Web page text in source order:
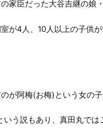
家臣だった大谷吉継の娘
が4人、10人以上の子供
が阿梅(お梅)という女の子
いう説もあり、真田丸で